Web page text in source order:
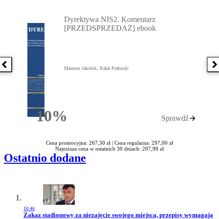
Poprzednia książka
10%Rabatu
Dyrektywa NIS2. Komentarz
[PRZEDSPRZEDAŻ] ebook
Mateusz Jakubik, Rafał Prabucki
Sprawdź
Cena promocyjna: 267,30 zł | Cena regularna: 297,00 zł
Najniższa cena w ostatnich 30 dniach: 207,90 zł
Ostatnio dodane
10:46
Przejdź do artykułu:
Zakaz stadionowy za niezajęcie swojego miejsca, przepisy wymagają